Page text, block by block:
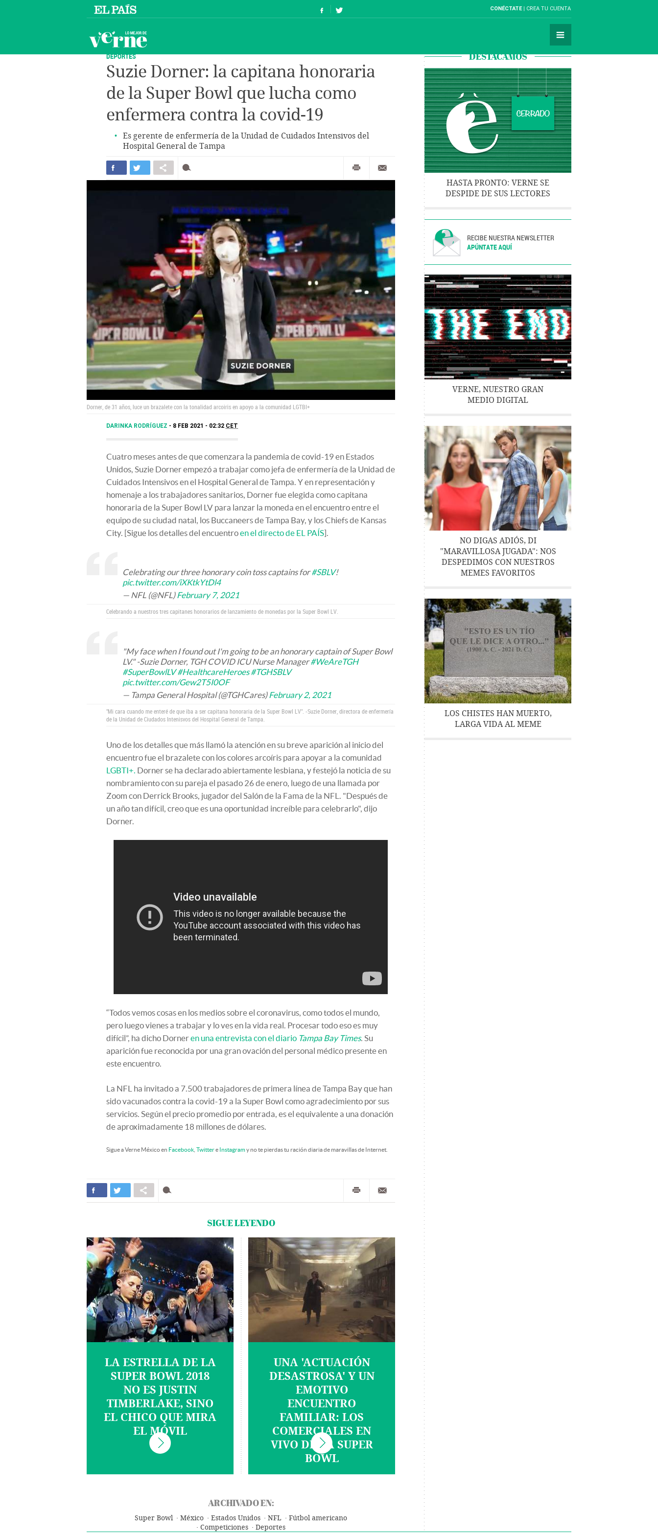
CONÉCTATE CREA TU CUENTA
DEPORTES
Suzie Dorner: la capitana honoraria
de la Super Bowl que lucha como
enfermera contra la covid-19
Es gerente de enfermería de la Unidad de Cuidados Intensivos del
Hospital General de Tampa
Dorner, de 31 años, luce un brazalete con la tonalidad arcoiris en apoyo a la comunidad LGTBI+
DARINKA RODRÍGUEZ 8 FEB 2021 - 02:32 CET
Cuatro meses antes de que comenzara la pandemia de covid-19 en Estados
Unidos, Suzie Dorner empezó a trabajar como jefa de enfermería de la Unidad de
Cuidados Intensivos en el Hospital General de Tampa. Y en representación y
homenaje a los trabajadores sanitarios, Dorner fue elegida como capitana
honoraria de la Super Bowl LV para lanzar la moneda en el encuentro entre el
equipo de su ciudad natal, los Buccaneers de Tampa Bay, y los Chiefs de Kansas
City. [Sigue los detalles del encuentroen el directo de EL PAÍS].
Celebrating our three honorary coin toss captains for#SBLV!
pic.twitter.com/iXKtkYtDl4
— NFL (@NFL)February 7, 2021
Celebrando a nuestros tres capitanes honorarios de lanzamiento de monedas por la Super Bowl LV.
"My face when I found out I'm going to be an honorary captain of Super Bowl
LV." -Suzie Dorner, TGH COVID ICU Nurse Manager#WeAreTGH
#SuperBowlLV #HealthcareHeroes #TGHSBLV
pic.twitter.com/Gew2T5I0OF
— Tampa General Hospital (@TGHCares)February 2, 2021
"Mi cara cuando me enteré de que iba a ser capitana honoraria de la Super Bowl LV". -Suzie Dorner, directora de enfermería
de la Unidad de Ciudados Intenisvos del Hospital General de Tampa.
Uno de los detalles que más llamó la atención en su breve aparición al inicio del
encuentro fue el brazalete con los colores arcoíris para apoyar a la comunidad
LGBTI+. Dorner se ha declarado abiertamente lesbiana, y festejó la noticia de su
nombramiento con su pareja el pasado 26 de enero, luego de una llamada por
Zoom con Derrick Brooks, jugador del Salón de la Fama de la NFL. "Después de
un año tan difícil, creo que es una oportunidad increíble para celebrarlo", dijo
Dorner.
“Todos vemos cosas en los medios sobre el coronavirus, como todos el mundo,
pero luego vienes a trabajar y lo ves en la vida real. Procesar todo eso es muy
difícil”, ha dicho Dorneren una entrevista con el diario Tampa Bay Times. Su
aparición fue reconocida por una gran ovación del personal médico presente en
este encuentro.
La NFL ha invitado a 7.500 trabajadores de primera línea de Tampa Bay que han
sido vacunados contra la covid-19 a la Super Bowl como agradecimiento por sus
servicios. Según el precio promedio por entrada, es el equivalente a una donación
de aproximadamente 18 millones de dólares.
Sigue a Verne México en Facebook Twittere Instagramy no te pierdas tu ración diaria de maravillas de Internet.
SIGUE LEYENDO
LA ESTRELLA DE LA
SUPER BOWL 2018
NO ES JUSTIN
TIMBERLAKE, SINO
EL CHICO QUE MIRA
EL MÓVIL
UNA 'ACTUACIÓN
DESASTROSA' Y UN
EMOTIVO
ENCUENTRO
FAMILIAR: LOS
COMERCIALES EN
VIVO DE LA SUPER
BOWL
ARCHIVADO EN:
Super Bowl México Estados Unidos NFL
Fútbol americano
Competiciones
Deportes
DESTACAMOS
HASTA PRONTO: VERNE SE
DESPIDE DE SUS LECTORES
RECIBE NUESTRA NEWSLETTER
APÚNTATE AQUÍ
VERNE, NUESTRO GRAN
MEDIO DIGITAL
NO DIGAS ADIÓS, DI
"MARAVILLOSA JUGADA": NOS
DESPEDIMOS CON NUESTROS
MEMES FAVORITOS
LOS CHISTES HAN MUERTO,
LARGA VIDA AL MEME